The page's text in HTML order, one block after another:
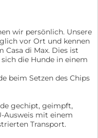
wir persönlich. Unsere
vor Ort und kennen
Casa di Max. Dies ist
die Hunde in einem
beim Setzen des Chips
gechipt, geimpft,
Ausweis mit einem
Transport.